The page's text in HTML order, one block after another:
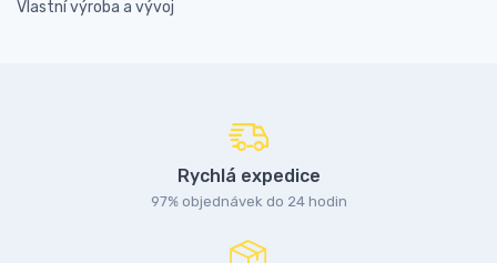
Vlastní výroba a vývoj
Rychlá expedice
97% objednávek do 24 hodin